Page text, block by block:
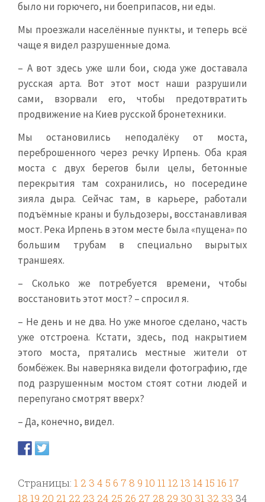
было ни горючего, ни боеприпасов, ни еды.
Мы проезжали населённые пункты, и теперь всё
чаще я видел разрушенные дома.
– А вот здесь уже шли бои, сюда уже доставала
русская арта. Вот этот мост наши разрушили
сами, взорвали его, чтобы предотвратить
продвижение на Киев русской бронетехники.
Мы остановились неподалёку от моста,
переброшенного через речку Ирпень. Оба края
моста с двух берегов были целы, бетонные
перекрытия там сохранились, но посередине
зияла дыра. Сейчас там, в карьере, работали
подъёмные краны и бульдозеры, восстанавливая
мост. Река Ирпень в этом месте была «пущена» по
большим трубам в специально вырытых
траншеях.
– Сколько же потребуется времени, чтобы
восстановить этот мост? – спросил я.
– Не день и не два. Но уже многое сделано, часть
уже отстроена. Кстати, здесь, под накрытием
этого моста, прятались местные жители от
бомбёжек. Вы наверняка видели фотографию, где
под разрушенным мостом стоят сотни людей и
перепугано смотрят вверх?
– Да, конечно, видел.
Страницы: 1 2 3 4 5 6 7 8 9 10 1112 13 14 15 16 17
18 19 20 21 22 23 24 25 26 27 28 29 30 31 32 33 34